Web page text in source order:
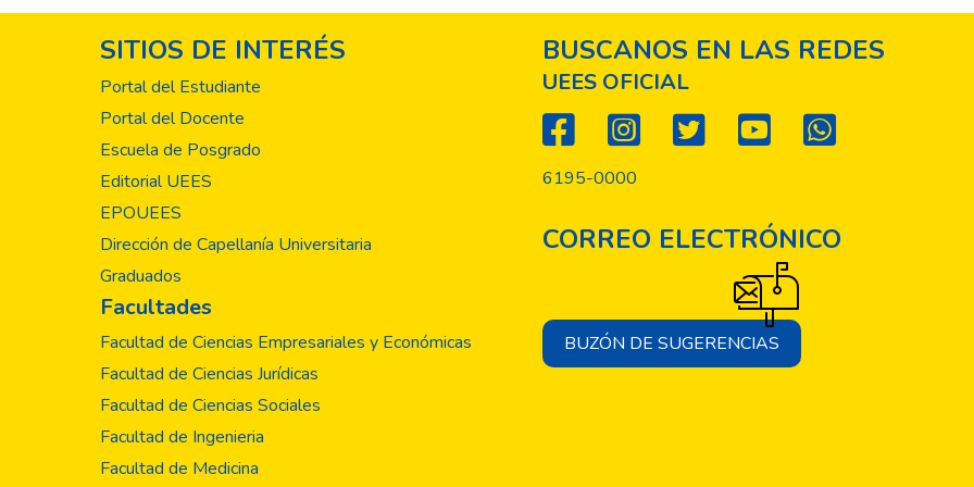
SITIOS DE INTERÉS
Portal del Estudiante
Portal del Docente
Escuela de Posgrado
Editorial UEES
EPOUEES
Dirección de Capellanía Universitaria
Graduados
Facultades
Facultad de Ciencias Empresariales y Económicas
Facultad de Ciencias Jurídicas
Facultad de Ciencias Sociales
Facultad de Ingenieria
Facultad de Medicina
BUSCANOS EN LAS REDES
UEES OFICIAL
6195-0000
CORREO ELECTRÓNICO
BUZÓN DE SUGERENCIAS